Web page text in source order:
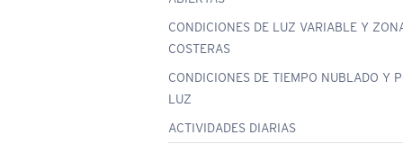
CONDICIONES DE LUZ VARIABLE Y
COSTERAS
CONDICIONES DE TIEMPO NUBLADO Y
LUZ
ACTIVIDADES DIARIAS